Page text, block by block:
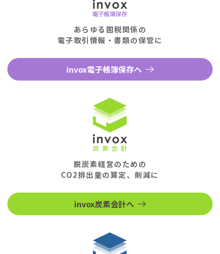
あらゆる国税関係の
電子取引情報・書類の保管に
invox電子帳簿保存へ
脱炭素経営のための
CO2排出量の算定、削減に
invox炭素会計へ